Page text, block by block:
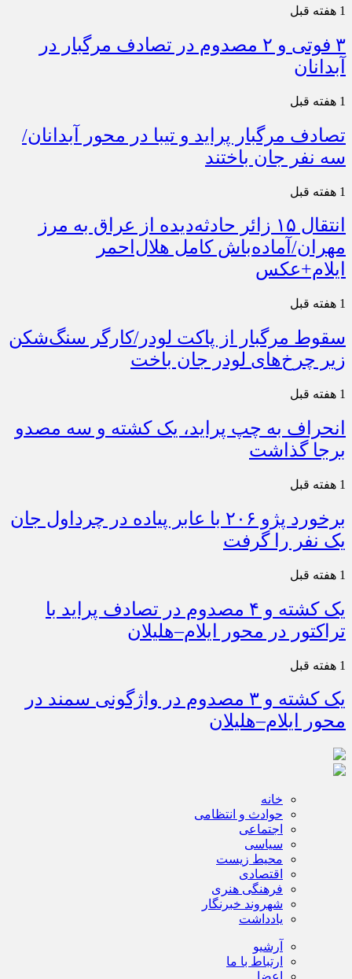
1 هفته قبل
۳ فوتی و ۲ مصدوم در تصادف مرگبار در
آبدانان
1 هفته قبل
تصادف مرگبار پراید و تیبا در محور آبدانان/
سه نفر جان باختند
1 هفته قبل
انتقال ۱۵ زائر حادثه‌دیده از عراق به مرز
مهران/آماده‌باش کامل هلال‌احمر
ایلام+عکس
1 هفته قبل
سقوط مرگبار از پاکت لودر/کارگر سنگ‌شکن
زیر چرخ‌های لودر جان باخت
1 هفته قبل
انحراف به چپ پراید، یک کشته و سه مصدو
برجا گذاشت
1 هفته قبل
برخورد پژو ۲۰۶ با عابر پیاده در چرداول جان
یک نفر را گرفت
1 هفته قبل
یک کشته و ۴ مصدوم در تصادف پراید با
تراکتور در محور ایلام–هلیلان
1 هفته قبل
یک کشته و ۳ مصدوم در واژگونی سمند در
محور ایلام–هلیلان
خانه
حوادث و انتظامی
اجتماعی
سیاسی
محیط زیست
اقتصادی
فرهنگی هنری
شهروند خبرنگار
یادداشت
آرشیو
ارتباط با ما